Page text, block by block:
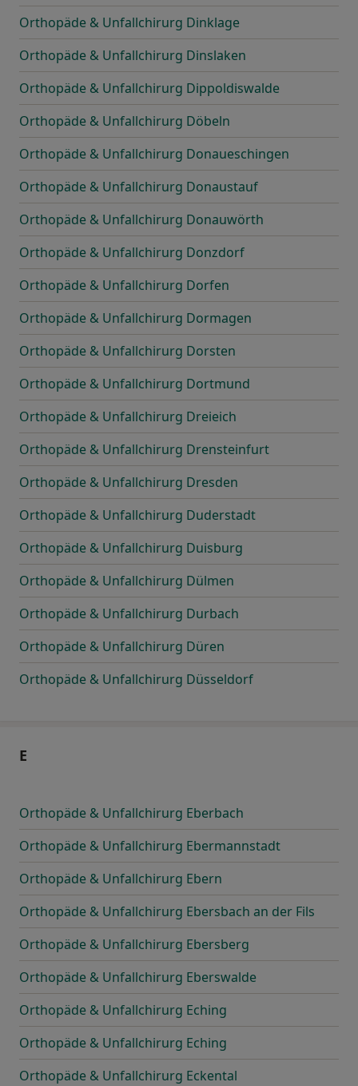
Orthopäde & Unfallchirurg Dinklage
Orthopäde & Unfallchirurg Dinslaken
Orthopäde & Unfallchirurg Dippoldiswalde
Orthopäde & Unfallchirurg Döbeln
Orthopäde & Unfallchirurg Donaueschingen
Orthopäde & Unfallchirurg Donaustauf
Orthopäde & Unfallchirurg Donauwörth
Orthopäde & Unfallchirurg Donzdorf
Orthopäde & Unfallchirurg Dorfen
Orthopäde & Unfallchirurg Dormagen
Orthopäde & Unfallchirurg Dorsten
Orthopäde & Unfallchirurg Dortmund
Orthopäde & Unfallchirurg Dreieich
Orthopäde & Unfallchirurg Drensteinfurt
Orthopäde & Unfallchirurg Dresden
Orthopäde & Unfallchirurg Duderstadt
Orthopäde & Unfallchirurg Duisburg
Orthopäde & Unfallchirurg Dülmen
Orthopäde & Unfallchirurg Durbach
Orthopäde & Unfallchirurg Düren
Orthopäde & Unfallchirurg Düsseldorf
E
Orthopäde & Unfallchirurg Eberbach
Orthopäde & Unfallchirurg Ebermannstadt
Orthopäde & Unfallchirurg Ebern
Orthopäde & Unfallchirurg Ebersbach an der Fils
Orthopäde & Unfallchirurg Ebersberg
Orthopäde & Unfallchirurg Eberswalde
Orthopäde & Unfallchirurg Eching
Orthopäde & Unfallchirurg Eching
Orthopäde & Unfallchirurg Eckental